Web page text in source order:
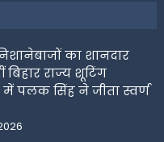
का शानदार
बिहार राज्य शूटिंग
पलक सिंह ने जीता स्वर्ण